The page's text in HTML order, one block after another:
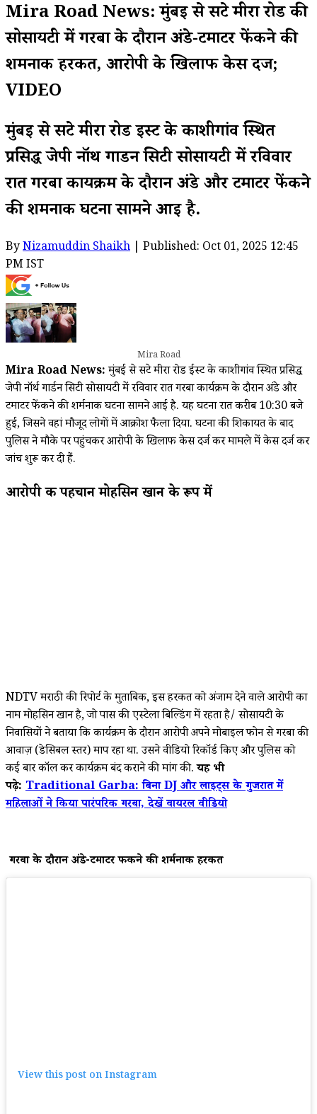
Mira Road News: मुंबई से सटे मीरा रोड की
सोसायटी में गरबा के दौरान अंडे-टमाटर फेंकने की
शर्मनाक हरकत, आरोपी के खिलाफ केस दर्ज;
VIDEO
मुंबई से सटे मीरा रोड ईस्ट के काशीगांव स्थित
प्रसिद्ध जेपी नॉर्थ गार्डन सिटी सोसायटी में रविवार
रात गरबा कार्यक्रम के दौरान अंडे और टमाटर फेंकने
की शर्मनाक घटना सामने आई है.
ByNizamuddin Shaikh | Published: Oct 01, 2025 12:45
PM IST
Mira Road
Mira Road News:मुंबई से सटे मीरा रोड ईस्ट के काशीगांव स्थित प्रसिद्ध
जेपी नॉर्थ गार्डन सिटी सोसायटी में रविवार रात गरबा कार्यक्रम के दौरान अंडे और
टमाटर फेंकने की शर्मनाक घटना सामने आई है. यह घटना रात करीब 10:30 बजे
हुई, जिसने वहां मौजूद लोगों में आक्रोश फैला दिया. घटना की शिकायत के बाद
पुलिस ने मौके पर पहुंचकर आरोपी के खिलाफ केस दर्ज कर मामले में केस दर्ज कर
जांच शुरू कर दी हैं.
आरोपी की पहचान मोहसिन खान के रूप में
NDTV मराठी की रिपोर्ट के मुताबिक, इस हरकत को अंजाम देने वाले आरोपी का
नाम मोहसिन खान है, जो पास की एस्टेला बिल्डिंग में रहता है/ सोसायटी के
निवासियों ने बताया कि कार्यक्रम के दौरान आरोपी अपने मोबाइल फोन से गरबा की
आवाज़ (डेसिबल स्तर) माप रहा था. उसने वीडियो रिकॉर्ड किए और पुलिस को
कई बार कॉल कर कार्यक्रम बंद कराने की मांग की.यह भी
पढ़े: Traditional Garba: बिना DJ और लाइट्स के गुजरात में
महिलाओं ने किया पारंपरिक गरबा, देखें वायरल वीडियो
गरबा के दौरान अंडे-टमाटर फेंकने की शर्मनाक हरकत
View this post on Instagram